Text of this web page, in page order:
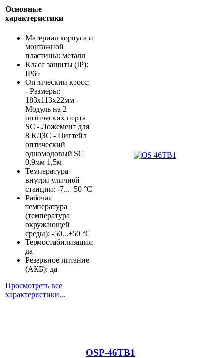
Основные
характеристики
Материал корпуса и
монтажной
пластины: металл
Класс защиты (IP):
IP66
Оптический кросс:
- Размеры:
183x113x22мм -
Модуль на 2
оптических порта
SC - Ложемент для
8 КДЗС - Пигтейл
оптический
одномодовый SC
0,9мм 1,5м
Температура
внутри уличной
станции: -7...+50 °С
Рабочая
температура
(температура
окружающей
среды): -50...+50 °С
Термостабилизация:
да
Резервное питание
(АКБ): да
Просмотреть все
характеристики...
OSP-46TB1